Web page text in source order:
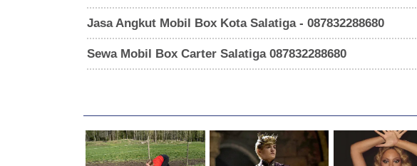
Jasa Angkut Mobil Box Kota Salatiga - 087832288680
Sewa Mobil Box Carter Salatiga 087832288680